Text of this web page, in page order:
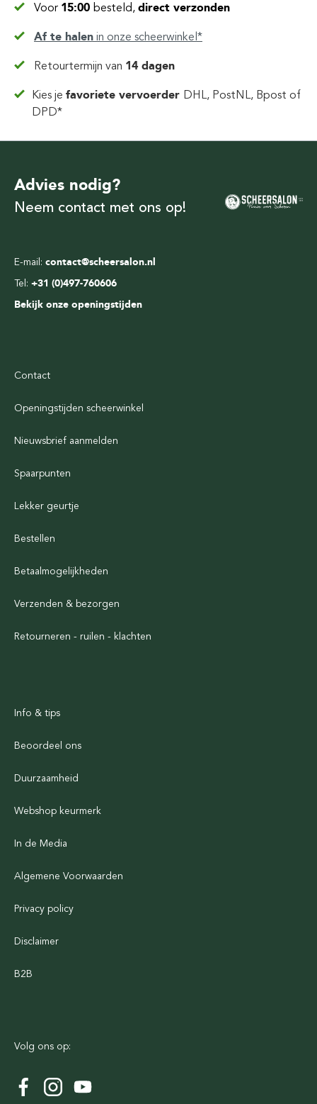
Voor 15:00 besteld, direct verzonden
Af te halen in onze scheerwinkel*
Retourtermijn van 14 dagen
Kies jefavoriete vervoerder DHL, PostNL, Bpost of
DPD*
E-mail: contact@scheersalon.nl
Tel: +31 (0)497-760606
Bekijk onze openingstijden
Advies nodig?
Neem contact met ons op!
Contact
Openingstijden scheerwinkel
Nieuwsbrief aanmelden
Spaarpunten
Lekker geurtje
Bestellen
Betaalmogelijkheden
Verzenden & bezorgen
Retourneren - ruilen - klachten
Info & tips
Beoordeel ons
Duurzaamheid
Webshop keurmerk
In de Media
Algemene Voorwaarden
Privacy policy
Disclaimer
B2B
Volg ons op: